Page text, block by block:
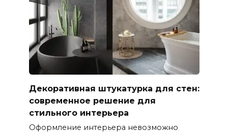
Декоративная штукатурка для стен:
современное решение для
стильного интерьера
Оформление интерьера невозможно